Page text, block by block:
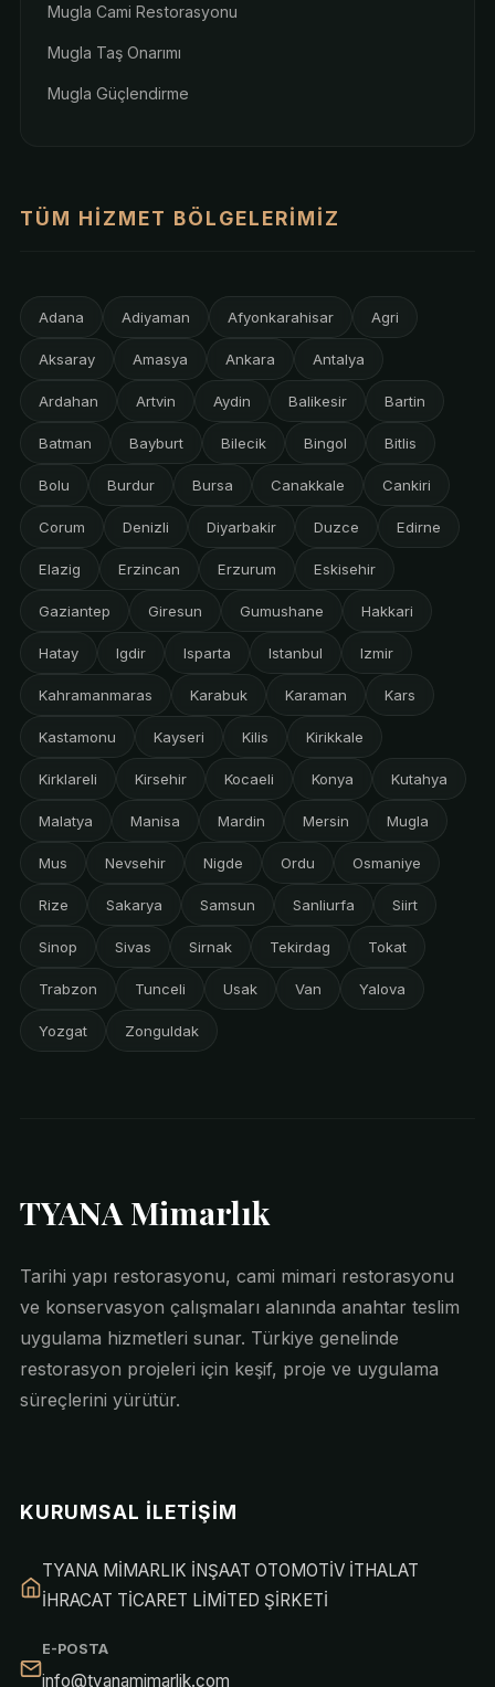
Mugla Cami Restorasyonu
Mugla Taş Onarımı
Mugla Güçlendirme
TÜM HIZMET BÖLGELERIMIZ
Adana Adiyaman Afyonkarahisar Agri
Aksaray Amasya Ankara Antalya
Ardahan Artvin Aydin Balikesir Bartin
Batman Bayburt Bilecik Bingol Bitlis
Bolu Burdur Bursa Canakkale Cankiri
Corum Denizli Diyarbakir Duzce Edirne
Elazig Erzincan Erzurum Eskisehir
Gaziantep Giresun Gumushane Hakkari
Hatay Igdir Isparta Istanbul Izmir
Kahramanmaras Karabuk Karaman Kars
Kastamonu Kayseri Kilis Kirikkale
Kirklareli Kirsehir Kocaeli Konya Kutahya
Malatya Manisa Mardin Mersin Mugla
Mus Nevsehir Nigde Ordu Osmaniye
Rize Sakarya Samsun Sanliurfa Siirt
Sinop Sivas Sirnak Tekirdag Tokat
Trabzon Tunceli Usak Van Yalova
Yozgat Zonguldak
TYANA Mimarlık
Tarihi yapı restorasyonu, cami mimari restorasyonu
ve konservasyon çalışmaları alanında anahtar teslim
uygulama hizmetleri sunar. Türkiye genelinde
restorasyon projeleri için keşif, proje ve uygulama
süreçlerini yürütür.
KURUMSAL İLETIŞIM
TYANA MİMARLIK İNŞAAT OTOMOTİV İTHALAT
İHRACAT TİCARET LİMİTED ŞİRKETİ
E-POSTA
info@tyanamimarlik.com